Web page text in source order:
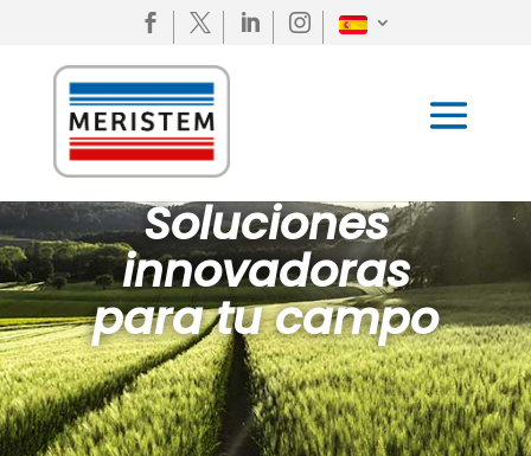
   
Soluciones
innovadoras
para tu campo